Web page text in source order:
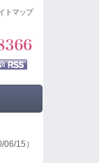
トマップ
15）